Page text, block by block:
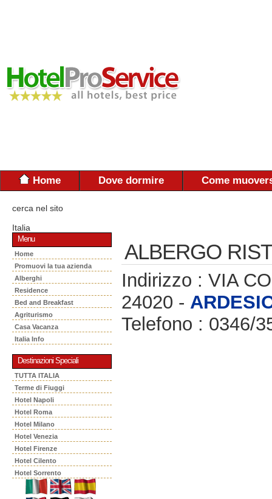
Home Dove dormire Come
cerca nel sito
Italia
Menu
Home
Promuovi la tua azienda
Alberghi
Residence
Bed and Breakfast
Agriturismo
Casa Vacanza
Italia Info
Destinazioni Speciali
TUTTA ITALIA
Terme di Fiuggi
Hotel Napoli
Hotel Roma
Hotel Milano
Hotel Venezia
Hotel Firenze
Hotel Cilento
Hotel Sorrento
ALBERGO
Indirizzo : VIA
24020 -
Telefono : 0346/